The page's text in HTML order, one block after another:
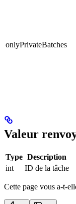
onlyPrivateBatches
Valeur
Type Description
int
ID de la tâche
Cette page vous a-t-